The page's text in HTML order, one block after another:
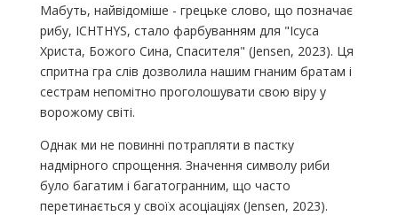
Мабуть, найвідоміше - грецьке слово, що позначає
рибу, ICHTHYS, стало фарбуванням для "Ісуса
Христа, Божого Сина, Спасителя" (Jensen, 2023). Ця
спритна гра слів дозволила нашим гнаним братам і
сестрам непомітно проголошувати свою віру у
ворожому світі.
Однак ми не повинні потрапляти в пастку
надмірного спрощення. Значення символу риби
було багатим і багатогранним, що часто
перетинається у своїх асоціаціях (Jensen, 2023).